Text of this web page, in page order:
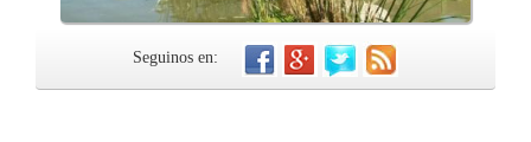
Seguinos en: